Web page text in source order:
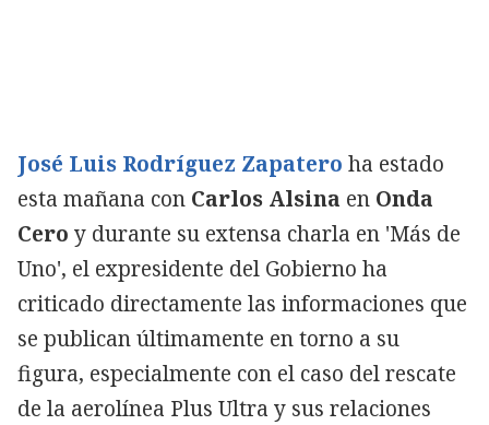
José Luis Rodríguez Zapatero ha estado
esta mañana con Carlos Alsina en Onda
Cero y durante su extensa charla en 'Más de
Uno', el expresidente del Gobierno ha
criticado directamente las informaciones que
se publican últimamente en torno a su
figura, especialmente con el caso del rescate
de la aerolínea Plus Ultra y sus relaciones